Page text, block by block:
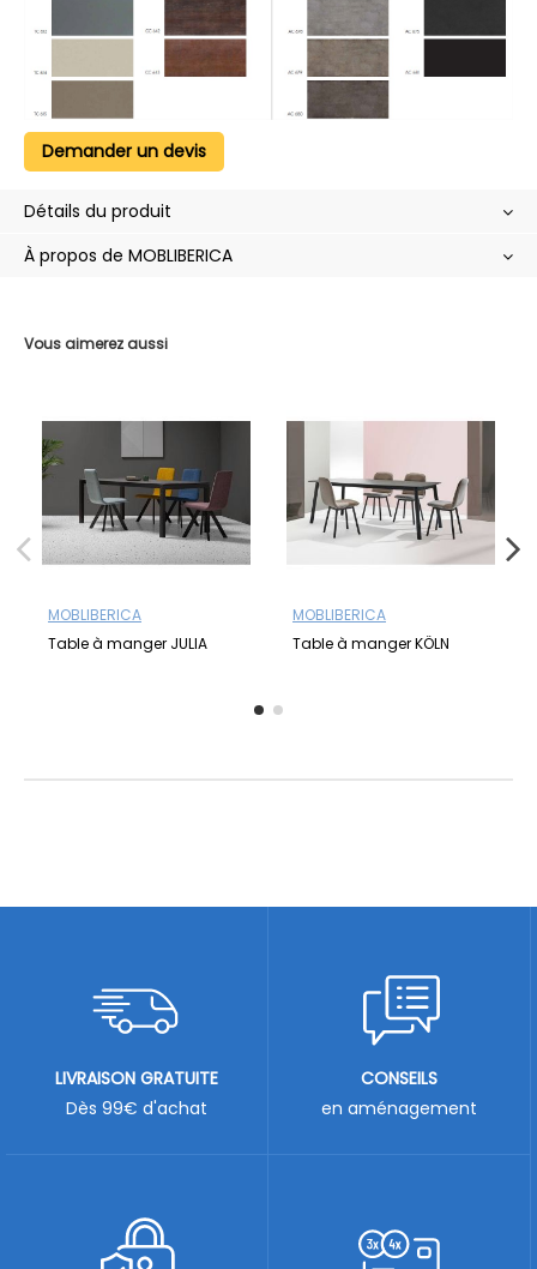
Vous aimerez aussi
MOBLIBERICA
Table à manger JULIA
MOBLIBERICA
Table à manger KÖLN
Demander un devis
Détails du produit
À propos de MOBLIBERICA
LIVRAISON GRATUITE
Dès 99€ d'achat
CONSEILS
en aménagement